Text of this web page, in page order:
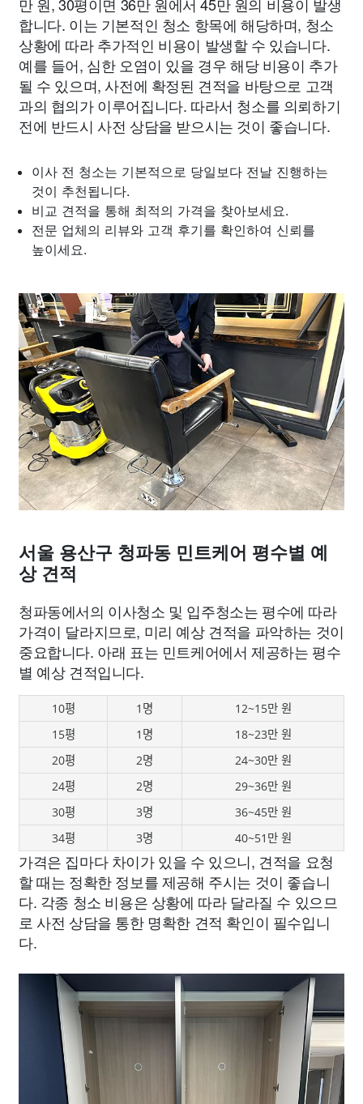
합니다. 이는 기본적인 청소 항목에 해당하며, 청소
상황에 따라 추가적인 비용이 발생할 수 있습니다.
예를 들어, 심한 오염이 있을 경우 해당 비용이 추가
될 수 있으며, 사전에 확정된 견적을 바탕으로 고객
과의 협의가 이루어집니다. 따라서 청소를 의뢰하기
전에 반드시 사전 상담을 받으시는 것이 좋습니다.
이사 전 청소는 기본적으로 당일보다 전날 진행하는
것이 추천됩니다.
비교 견적을 통해 최적의 가격을 찾아보세요.
전문 업체의 리뷰와 고객 후기를 확인하여 신뢰를
높이세요.
서울 용산구 청파동 민트케어 평수별 예
상 견적
청파동에서의 이사청소 및 입주청소는 평수에 따라
가격이 달라지므로, 미리 예상 견적을 파악하는 것이
중요합니다. 아래 표는 민트케어에서 제공하는 평수
별 예상 견적입니다.
10평 1명
12~15만 원
15평
1명
18~23만 원
20평
2명
24~30만 원
24평
2명
29~36만 원
30평
3명
36~45만 원
34평
3명 40~51만 원
가격은 집마다 차이가 있을 수 있으니, 견적을 요청
할 때는 정확한 정보를 제공해 주시는 것이 좋습니
다. 각종 청소 비용은 상황에 따라 달라질 수 있으므
로 사전 상담을 통한 명확한 견적 확인이 필수입니
다.